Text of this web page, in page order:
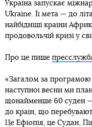
Україна запускає
Ukraine. Її мета — до
найбідніші країни
продовольчій кризі у
Про це пише
«Загалом за
наступної весни ми
щонайменше 60 суден
до країн, що
Це Ефіопія, це Судан,